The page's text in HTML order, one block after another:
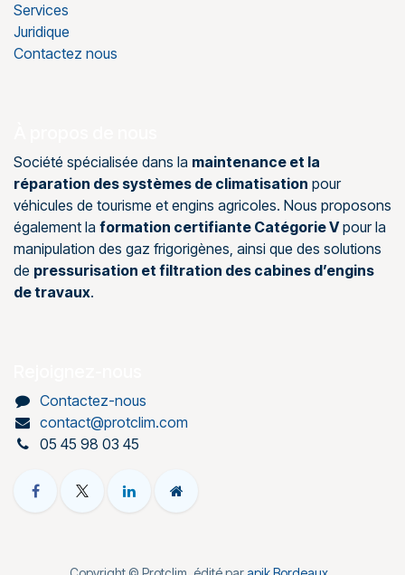
Services
Juridique
Contactez nous
Société spécialisée dans la maintenance et la
réparation des systèmes de climatisation pour
véhicules de tourisme et engins agricoles. Nous proposons
également la formation certifiante Catégorie Vpour la
manipulation des gaz frigorigènes, ainsi que des solutions
de pressurisation et filtration des cabines d’engins
de travaux.
Contactez-nous
contact@protclim.com
05 45 98 03 45